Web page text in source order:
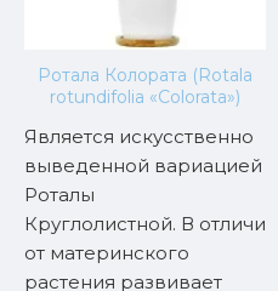
Ротала Колората (Rotala
rotundifolia «Colorata»)
Является искусственно
выведенной вариацией
Роталы
Круглолистной. В отличие
от материнского
растения развивает